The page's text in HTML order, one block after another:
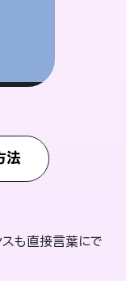
法
も直接言葉にで